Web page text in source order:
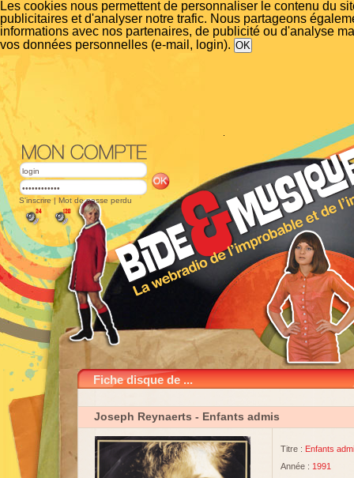
Les cookies nous permettent de personnaliser le contenu du
publicitaires et d'analyser notre trafic. Nous partageons
informations avec nos partenaires, de publicité ou d'analyse
vos données personnelles (e-mail, login).
S'inscrire | Mot de passe perdu
Fiche disque de ...
Joseph Reynaerts - Enfants admis
Titre : Enfants
Année : 1991